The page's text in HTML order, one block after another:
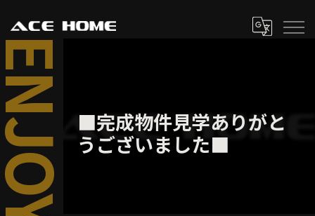
■完成物件見学ありがと
うございました■